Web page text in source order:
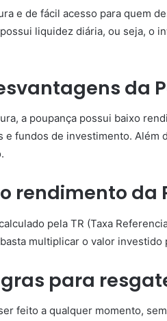
e de fácil acesso para quem
liquidez diária, ou seja, o
da
a poupança possui baixo
e fundos de investimento. Além
rendimento da
pela TR (Taxa
multiplicar o valor investido
para
feito a qualquer momento,